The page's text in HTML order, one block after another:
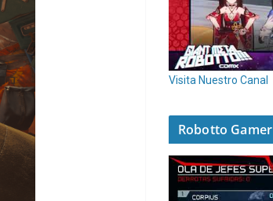
Visita Nuestro Canal
Robotto Gamer